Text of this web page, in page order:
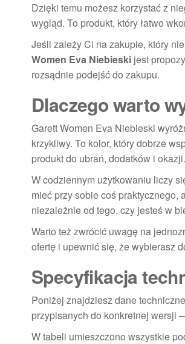
Dzięki temu możesz korzystać z
wygląd. To produkt, który łatwo
Jeśli zależy Ci na zakupie, który
Women Eva Niebieski jest
rozsądnie podejść do zakupu.
Dlaczego warto
Garett Women Eva Niebieski
krzykliwy. To kolor, który dobrze
produkt do ubrań, dodatków i okazji.
W codziennym użytkowaniu liczy
mieć przy sobie coś
niezależnie od tego, czy jesteś w
Warto też zwrócić uwagę na
ofertę i upewnić się, że wybierasz
Specyfikacja
Poniżej znajdziesz dane
przypisanych do konkretnej wersji
W tabeli umieszczono wszystkie